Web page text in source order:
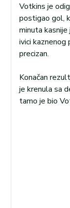
Votkins je
postigao gol,
minuta
ivici kaznenog
precizan.
Konačan
je krenula sa
tamo je bio